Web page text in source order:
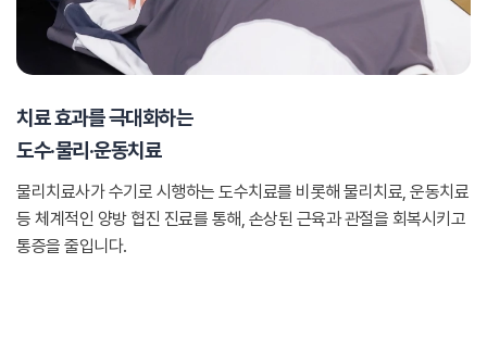
치료 효과를 극대화하는
도수·물리·운동치료
물리치료사가 수기로 시행하는 도수치료를 비롯해 물리치료, 운동치료
등 체계적인 양방 협진 진료를 통해, 손상된 근육과 관절을 회복시키고
통증을 줄입니다.